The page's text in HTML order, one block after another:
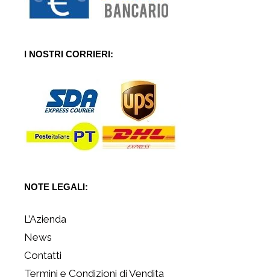
I NOSTRI CORRIERI:
NOTE LEGALI:
L’Azienda
News
Contatti
Termini e Condizioni di Vendita